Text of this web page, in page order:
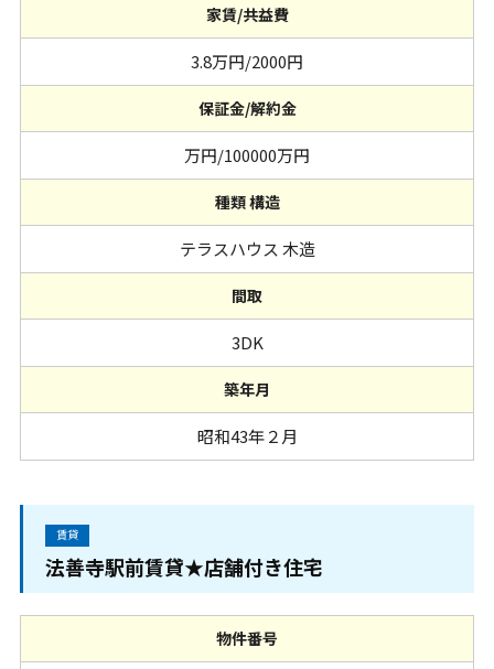
家賃/共益費
3.8万円/2000円
保証金/解約金
万円/100000万円
種類 構造
テラスハウス 木造
間取
3DK
築年月
昭和43年２月
賃貸
法善寺駅前賃貸★店舗付き住宅
物件番号